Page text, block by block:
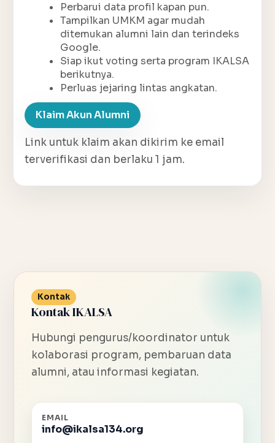
Perbarui data profil kapan pun.
Tampilkan UMKM agar mudah
ditemukan alumni lain dan terindeks
Google.
Siap ikut voting serta program IKALSA
berikutnya.
Perluas jejaring lintas angkatan.
Klaim Akun Alumni
Link untuk klaim akan dikirim ke email
terverifikasi dan berlaku 1 jam.
Kontak
Kontak IKALSA
Hubungi pengurus/koordinator untuk
kolaborasi program, pembaruan data
alumni, atau informasi kegiatan.
EMAIL
info@ikalsa134.org